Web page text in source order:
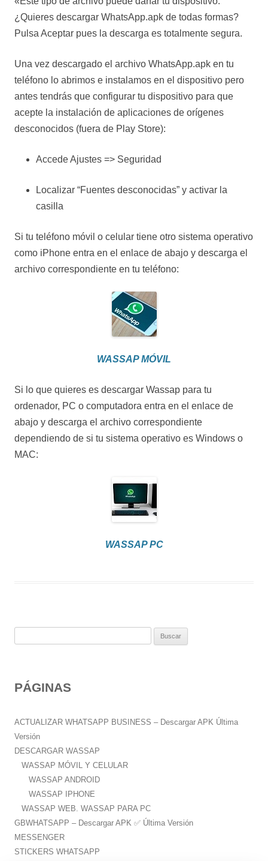
¿Quieres descargar WhatsApp.apk de todas formas?
Pulsa Aceptar pues la descarga es totalmente segura.
Una vez descargado el archivo WhatsApp.apk en tu
teléfono lo abrimos e instalamos en el dispositivo pero
antes tendrás que configurar tu dispositivo para que
acepte la instalación de aplicaciones de orígenes
desconocidos (fuera de Play Store):
Accede Ajustes => Seguridad
Localizar “Fuentes desconocidas” y activar la
casilla
Si tu teléfono móvil o celular tiene otro sistema operativo
como iPhone entra en el enlace de abajo y descarga el
archivo correspondiente en tu teléfono:
WASSAP MÓVIL
Si lo que quieres es descargar Wassap para tu
ordenador, PC o computadora entra en el enlace de
abajo y descarga el archivo correspondiente
dependiendo de si tu sistema operativo es Windows o
MAC:
WASSAP PC
a
:
PÁGINAS
ACTUALIZAR WHATSAPP BUSINESS – Descargar APK Última
Versión
DESCARGAR WASSAP
WASSAP MÓVIL Y CELULAR
WASSAP ANDROID
WASSAP IPHONE
WASSAP WEB. WASSAP PARA PC
GBWHATSAPP – Descargar APK ✅️ Última Versión
MESSENGER
STICKERS WHATSAPP